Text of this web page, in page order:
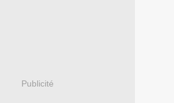
Publicité